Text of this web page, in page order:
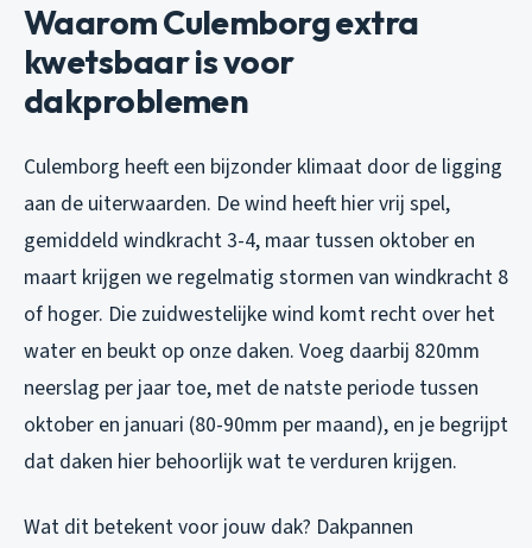
Waarom Culemborg extra
kwetsbaar is voor
dakproblemen
Culemborg heeft een bijzonder klimaat door de ligging
aan de uiterwaarden. De wind heeft hier vrij spel,
gemiddeld windkracht 3-4, maar tussen oktober en
maart krijgen we regelmatig stormen van windkracht 8
of hoger. Die zuidwestelijke wind komt recht over het
water en beukt op onze daken. Voeg daarbij 820mm
neerslag per jaar toe, met de natste periode tussen
oktober en januari (80-90mm per maand), en je begrijpt
dat daken hier behoorlijk wat te verduren krijgen.
Wat dit betekent voor jouw dak? Dakpannen